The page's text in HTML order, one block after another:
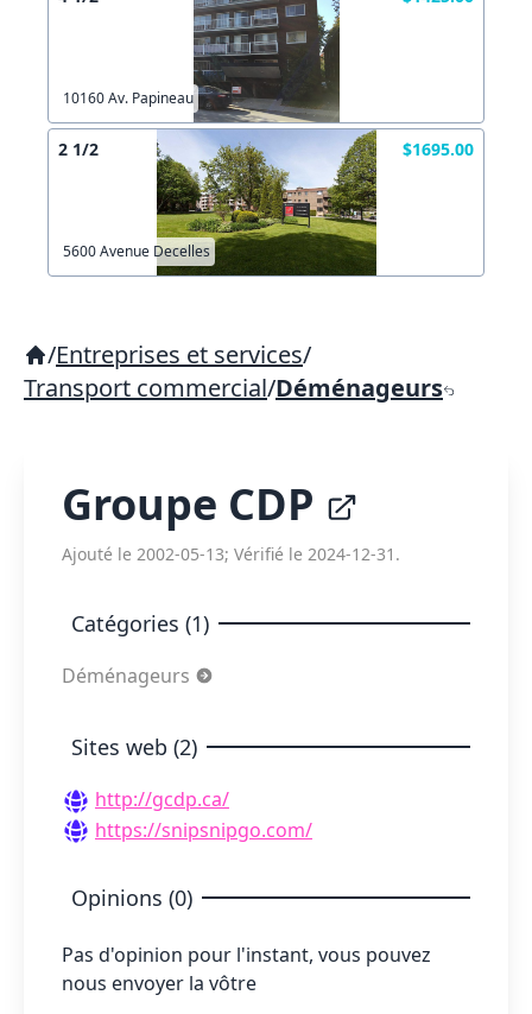
10160 Av. Papineau
2 1/2 $1695.00
5600 Avenue Decelles
/Entreprises et services/
Transport commercial/Déménageurs
Groupe CDP
Ajouté le 2002-05-13; Vérifié le 2024-12-31.
Catégories (1)
Déménageurs
Sites web (2)
http://gcdp.ca/
https://snipsnipgo.com/
Opinions (0)
Pas d'opinion pour l'instant, vous pouvez
nous envoyer la vôtre